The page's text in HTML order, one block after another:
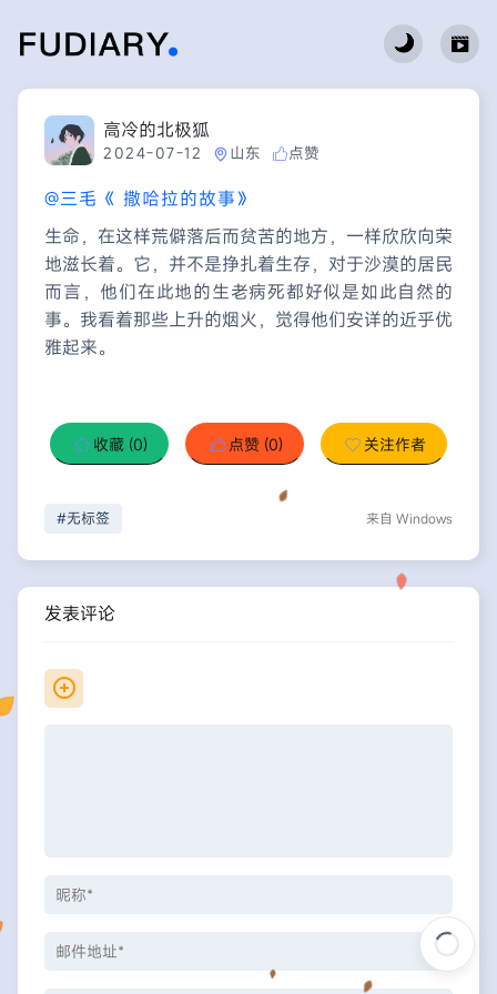
高冷的北极狐
2024-07-12 山东 点赞
@三毛《 撒哈拉的故事》
生命，在这样荒僻落后而贫苦的地方，一样欣欣向荣
地滋长着。它，并不是挣扎着生存，对于沙漠的居民
而言，他们在此地的生老病死都好似是如此自然的
事。我看着那些上升的烟火，觉得他们安详的近乎优
雅起来。
收藏 (0) 点赞 (0) 关注作者
#无标签 来自 Windows
发表评论